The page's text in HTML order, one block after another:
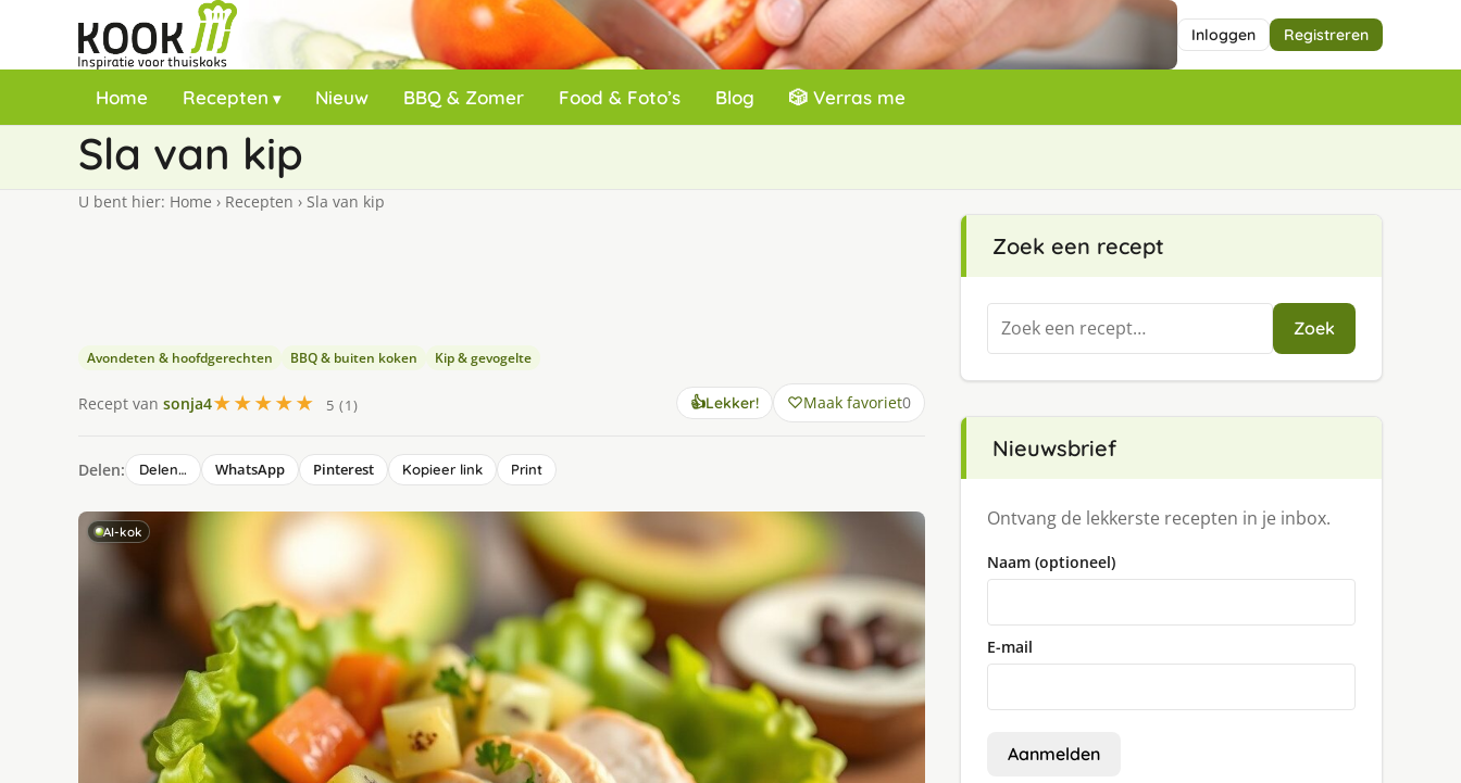
Inloggen Registreren
Home Recepten Nieuw BBQ & Zomer Food & Foto’s Blog 🎲 Verras me
Sla van kip
U bent hier: Home › Recepten › Sla van kip
Avondeten & hoofdgerechten BBQ & buiten koken Kip & gevogelte
Recept van sonja4★★★★★ 5 (1) 👍Lekker! Maak favoriet0
Delen: Delen… WhatsApp Pinterest Kopieer link Print
AI-kok
Zoek een recept
Zoeken
naar:
Zoek
Nieuwsbrief
Ontvang de lekkerste recepten in je inbox.
Naam (optioneel)
E-mail
Aanmelden